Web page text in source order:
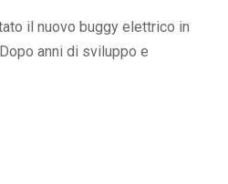
il nuovo buggy elettrico in
anni di sviluppo e